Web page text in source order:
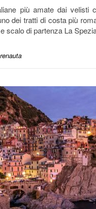
più amate dai velisti
dei tratti di costa più
scalo di partenza La